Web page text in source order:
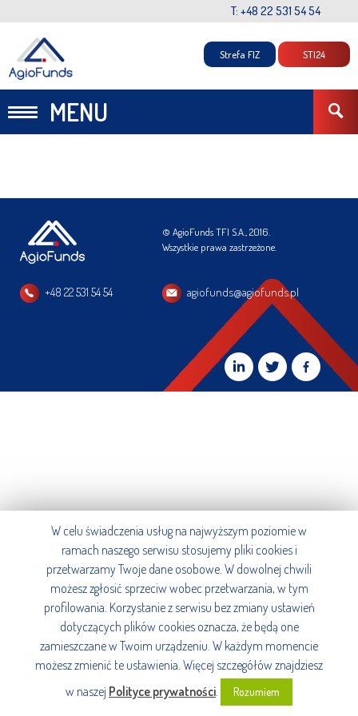
T: +48 22 531 54 54
MENU
Strefa FIZ STI24
© AgioFunds TFI S.A., 2016.
Wszystkie prawa zastrzeżone.
+48 22 531 54 54 agiofunds@agiofunds.pl
W celu świadczenia usług na najwyższym poziomie w
ramach naszego serwisu stosujemy pliki cookies i
przetwarzamy Twoje dane osobowe. W dowolnej chwili
możesz zgłosić sprzeciw wobec przetwarzania, w tym
profilowania. Korzystanie z serwisu bez zmiany ustawień
dotyczących plików cookies oznacza, że będą one
zamieszczane w Twoim urządzeniu. W każdym momencie
możesz zmienić te ustawienia. Więcej szczegółów znajdziesz
w naszej Polityce prywatności. Rozumiem